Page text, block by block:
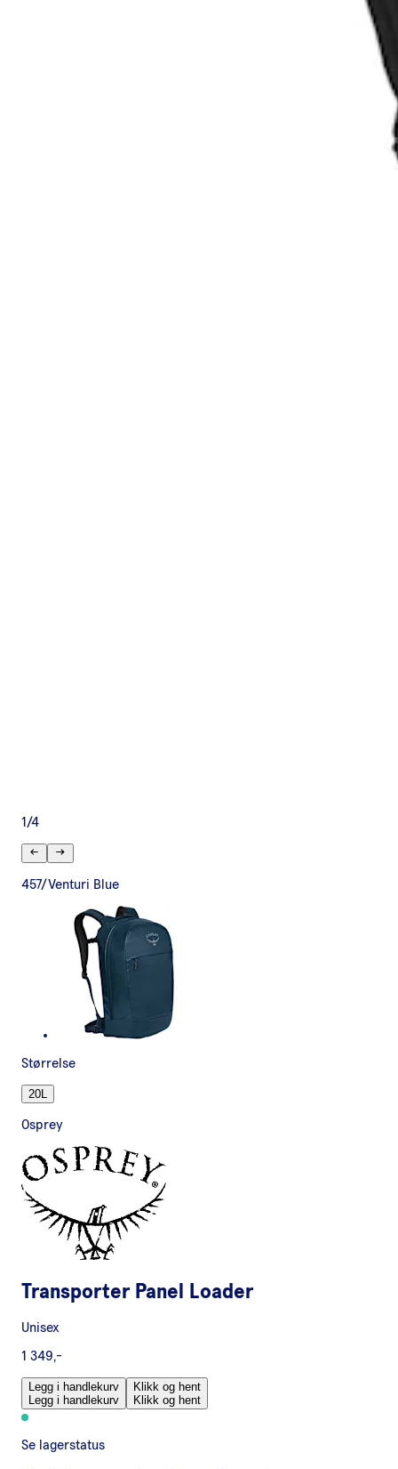
1 /4
457/Venturi Blue
Størrelse
20L
Osprey
Transporter Panel Loader
Unisex
1 349,-
Legg i handlekurv
Legg i handlekurv
Klikk og hent
Klikk og hent
Se lagerstatus